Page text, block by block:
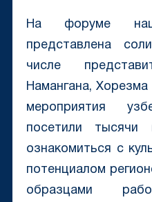
На форуме
представлена
числе
Намангана,
мероприятия
посетили тысячи
ознакомиться с
потенциалом
образцами